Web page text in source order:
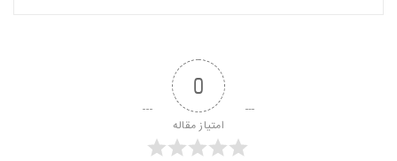
0
امتیاز مقاله